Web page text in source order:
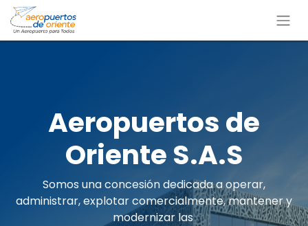
Aeropuertos de
Oriente S.A.S
​Somos una concesión dedicada a operar,
administrar, explotar comercialmente, mantener y
modernizar las